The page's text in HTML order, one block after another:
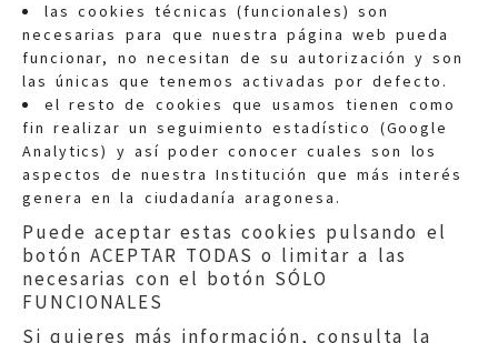
las cookies técnicas (funcionales) son
necesarias para que nuestra página web pueda
funcionar, no necesitan de su autorización y son
las únicas que tenemos activadas por defecto.
el resto de cookies que usamos tienen como
fin realizar un seguimiento estadístico (Google
Analytics) y así poder conocer cuales son los
aspectos de nuestra Institución que más interés
genera en la ciudadanía aragonesa.
Puede aceptar estas cookies pulsando el
botón ACEPTAR TODAS o limitar a las
necesarias con el botón SÓLO
FUNCIONALES
Si quieres más información, consulta la
Quejas:quejas@eljusticiadearagon.es
Información general:
informacion@eljusticiadearagon.es
Teléfonos:900 210 210/